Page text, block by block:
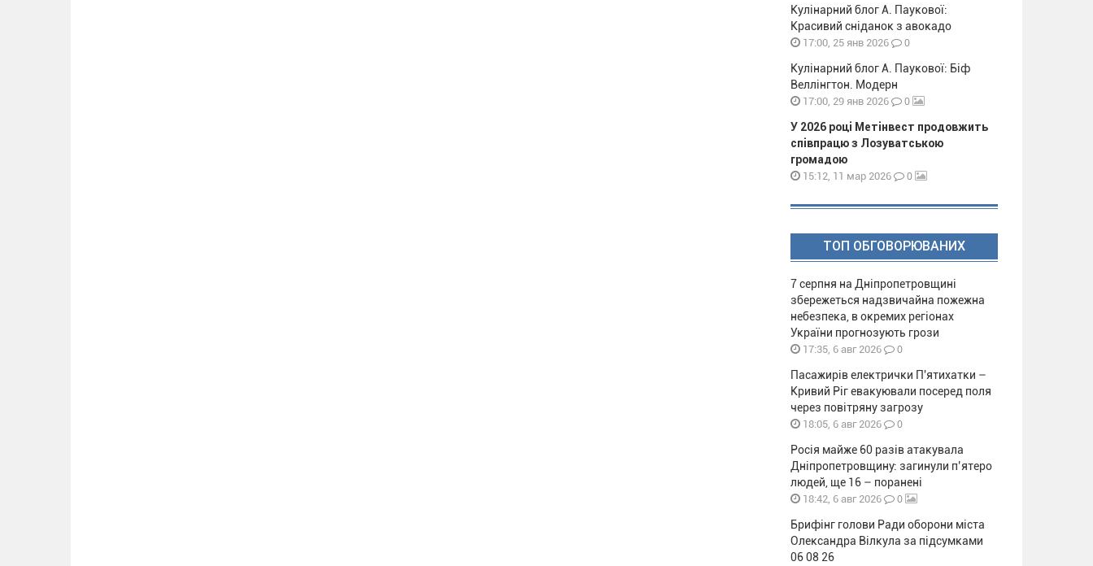
Кулінарний блог А. Паукової:
Красивий сніданок з авокадо
17:00, 25 янв 2026 0
Кулінарний блог А. Паукової: Біф
Веллінгтон. Модерн
17:00, 29 янв 2026 0
У 2026 році Метінвест продовжить
співпрацю з Лозуватською
громадою
15:12, 11 мар 2026 0
ТОП ОБГОВОРЮВАНИХ
7 серпня на Дніпропетровщині
збережеться надзвичайна пожежна
небезпека, в окремих регіонах
України прогнозують грози
17:35, 6 авг 2026 0
Пасажирів електрички П'ятихатки –
Кривий Ріг евакуювали посеред поля
через повітряну загрозу
18:05, 6 авг 2026 0
Росія майже 60 разів атакувала
Дніпропетровщину: загинули п’ятеро
людей, ще 16 – поранені
18:42, 6 авг 2026 0
Брифінг голови Ради оборони міста
Олександра Вілкула за підсумками
06 08 26